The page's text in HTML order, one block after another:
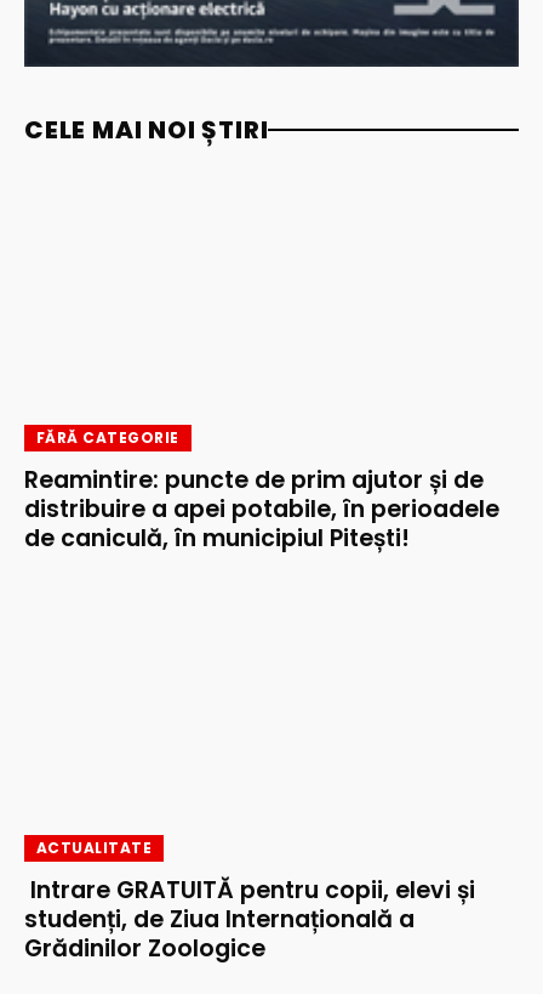
CELE MAI NOI ȘTIRI
FĂRĂ CATEGORIE
Reamintire: puncte de prim ajutor și de
distribuire a apei potabile, în perioadele
de caniculă, în municipiul Pitești!
ACTUALITATE
Intrare GRATUITĂ pentru copii, elevi și
studenți, de Ziua Internațională a
Grădinilor Zoologice